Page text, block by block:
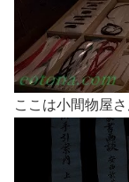
ここは小間物屋